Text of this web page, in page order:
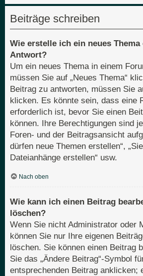
Beiträge schreiben
Wie erstelle ich ein neues Thema
Antwort?
Um ein neues Thema in einem
müssen Sie auf „Neues Thema“
Beitrag zu antworten, müssen Sie
klicken. Es könnte sein, dass eine
erforderlich ist, bevor Sie einen
können. Ihre Berechtigungen sind
Foren- und der Beitragsansicht
dürfen neue Themen erstellen“,
Dateianhänge erstellen“ usw.
Nach oben
Wie kann ich einen Beitrag
löschen?
Wenn Sie nicht Administrator oder
können Sie nur Ihre eigenen
löschen. Sie können einen Beitrag
Sie das „Ändere Beitrag“-Symbol
entsprechenden Beitrag anklicken;